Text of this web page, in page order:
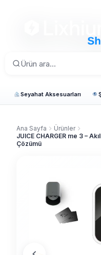
Seyahat Aksesuarları
Ana Sayfa
Ürünler
JUICE CHARGER me 3 –
Çözümü